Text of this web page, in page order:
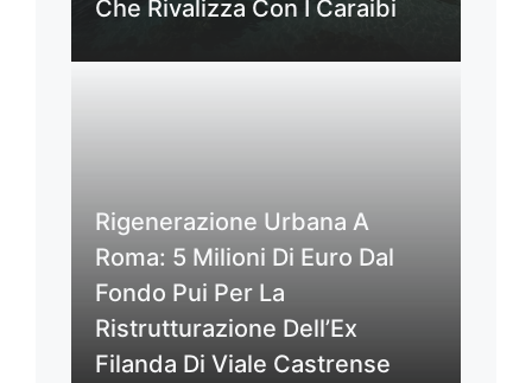
Che Rivalizza Con I Caraibi
Rigenerazione Urbana A
Roma: 5 Milioni Di Euro Dal
Fondo Pui Per La
Ristrutturazione Dell’Ex
Filanda Di Viale Castrense